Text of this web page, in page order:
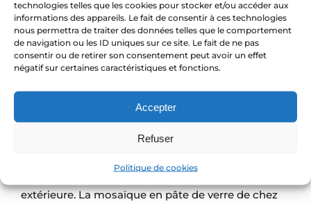
technologies telles que les cookies pour stocker et/ou accéder aux
informations des appareils. Le fait de consentir à ces technologies
nous permettra de traiter des données telles que le comportement
de navigation ou les ID uniques sur ce site. Le fait de ne pas
consentir ou de retirer son consentement peut avoir un effet
négatif sur certaines caractéristiques et fonctions.
Accepter
Refuser
Politique de cookies
il est important de faire appel à unprofessionnel
mosaïquequalifié. La pose de mosaïque est un
processus complexe qui nécessite une grande
précision et une expertise technique pour garantir
que les carreaux sont correctement alignés et
fixés.
En conclusion, la mosaïque est un choix pratique
et élégant pour votre piscine. Elle offre une
ajoutant une touche d’élégance à votre oasis
extérieure. La mosaïque en pâte de verre de chez